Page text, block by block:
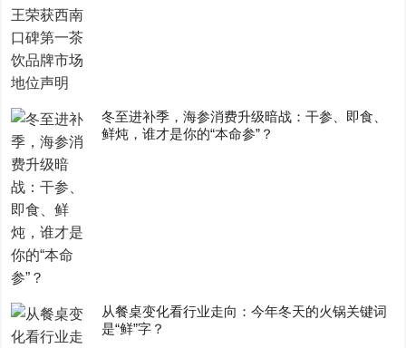
冬至进补季，海参消费升级暗战：干参、即食、
鲜炖，谁才是你的“本命参”？
从餐桌变化看行业走向：今年冬天的火锅关键词
是“鲜”字？